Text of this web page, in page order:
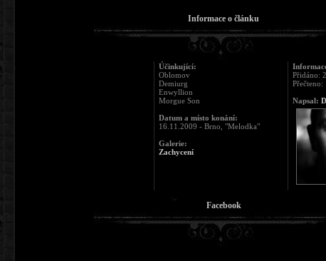
Informace o článku
Účinkující:
Oblomov
Demiurg
Enwyllion
Morgue Son
Datum a místo konání:
16.11.2009 - Brno, "Melodka"
Galerie:
Zachycení
Přidáno:
Přečteno:
Napsal:
Facebook